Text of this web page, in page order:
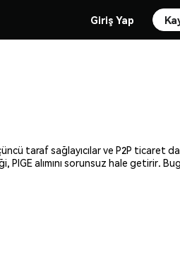
Giriş Yap
taraf sağlayıcılar ve P2P ticaret
PIGE alımını sorunsuz hale getirir.